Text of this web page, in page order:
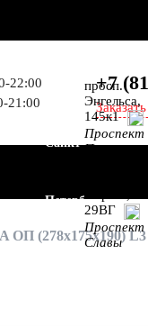
22:00
21:00
+7
Санкт-
Петербург
просп.
Энгельса,
145к1
Проспект
29ВГ
Проспект
Славы
ОП (278x175x190) L3